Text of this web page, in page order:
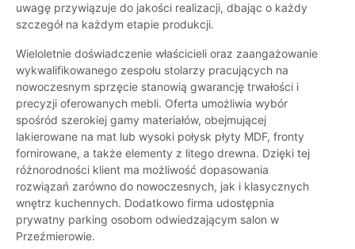
uwagę przywiązuje do jakości realizacji, dbając o każdy
szczegół na każdym etapie produkcji.
Wieloletnie doświadczenie właścicieli oraz zaangażowanie
wykwalifikowanego zespołu stolarzy pracujących na
nowoczesnym sprzęcie stanowią gwarancję trwałości i
precyzji oferowanych mebli. Oferta umożliwia wybór
spośród szerokiej gamy materiałów, obejmującej
lakierowane na mat lub wysoki połysk płyty MDF, fronty
fornirowane, a także elementy z litego drewna. Dzięki tej
różnorodności klient ma możliwość dopasowania
rozwiązań zarówno do nowoczesnych, jak i klasycznych
wnętrz kuchennych. Dodatkowo firma udostępnia
prywatny parking osobom odwiedzającym salon w
Przeźmierowie.